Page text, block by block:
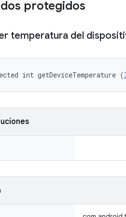
protegidos
temperatura del
int getDeviceTemperature (